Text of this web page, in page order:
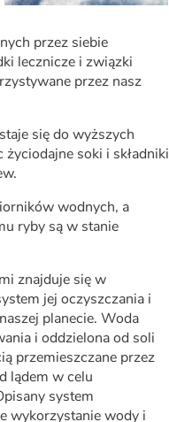
przez siebie
lecznicze i związki
przez nasz
się do wyższych
soki i składniki
wodnych, a
ryby są w stanie
znajduje się w
jej oczyszczania i
planecie. Woda
i oddzielona od soli
przemieszczane przez
lądem w celu
system
wykorzystanie wody i